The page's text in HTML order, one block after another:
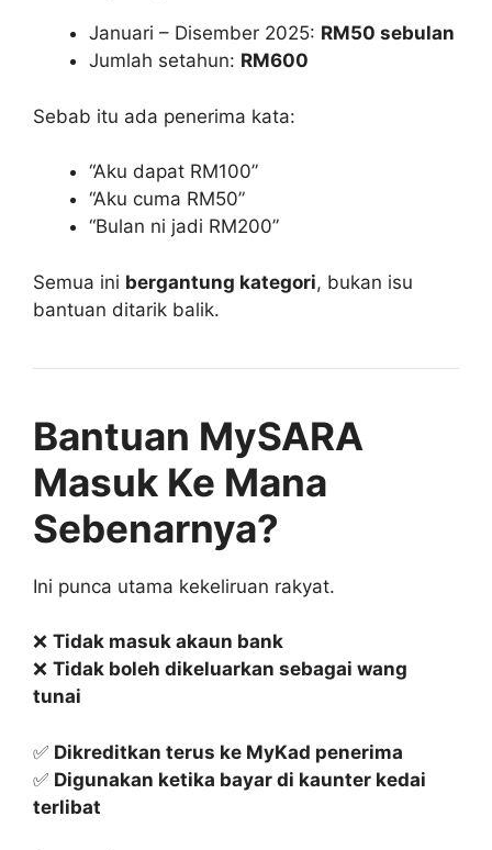
Januari – Disember 2025: RM50 sebulan
Jumlah setahun: RM600
Sebab itu ada penerima kata:
“Aku dapat RM100”
“Aku cuma RM50”
“Bulan ni jadi RM200”
Semua ini bergantung kategori, bukan isu
bantuan ditarik balik.
Bantuan MySARA
Masuk Ke Mana
Sebenarnya?
Ini punca utama kekeliruan rakyat.
❌ Tidak masuk akaun bank
❌ Tidak boleh dikeluarkan sebagai wang
tunai
✅ Dikreditkan terus ke MyKad penerima
✅ Digunakan ketika bayar di kaunter kedai
terlibat